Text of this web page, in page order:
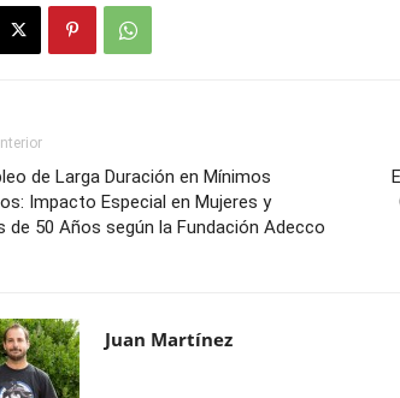
de Larga Duración en Mínimos
Impacto Especial en Mujeres y
de 50 Años según la Fundación Adecco
Juan Martínez